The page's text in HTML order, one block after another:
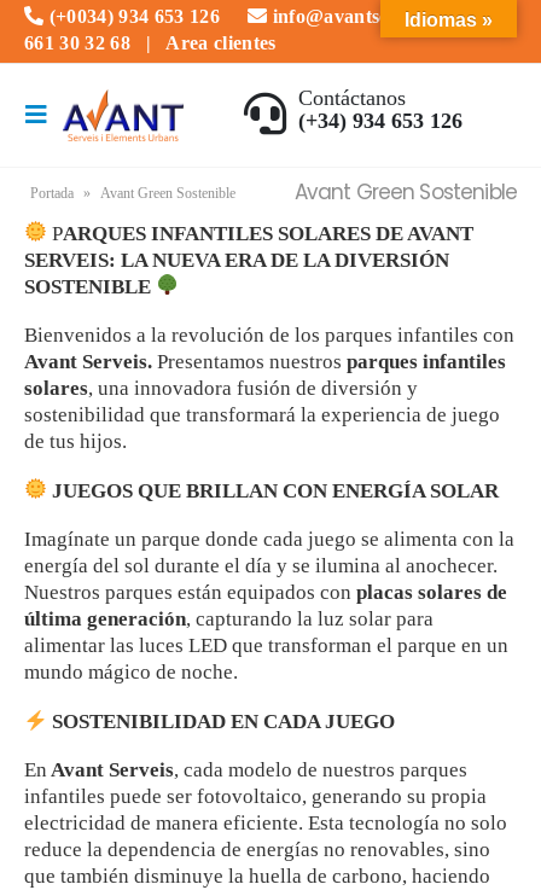
(+0034) 934 653 126
info@avantserveis.com
661 30 32 68 | Area clientes
Contáctanos
(+34) 934 653 126
Avant Green Sostenible
Portada » Avant Green Sostenible
PARQUES INFANTILES SOLARES DE AVANT
SERVEIS: LA NUEVA ERA DE LA DIVERSIÓN
SOSTENIBLE
Bienvenidos a la revolución de los parques infantiles con
Avant Serveis. Presentamos nuestros parques infantiles
solares, una innovadora fusión de diversión y
sostenibilidad que transformará la experiencia de juego
de tus hijos.
JUEGOS QUE BRILLAN CON ENERGÍA SOLAR
Imagínate un parque donde cada juego se alimenta con la
energía del sol durante el día y se ilumina al anochecer.
Nuestros parques están equipados con placas solares de
última generación, capturando la luz solar para
alimentar las luces LED que transforman el parque en un
mundo mágico de noche.
SOSTENIBILIDAD EN CADA JUEGO
En Avant Serveis, cada modelo de nuestros parques
infantiles puede ser fotovoltaico, generando su propia
electricidad de manera eficiente. Esta tecnología no solo
reduce la dependencia de energías no renovables, sino
que también disminuye la huella de carbono, haciendo
Idiomas »